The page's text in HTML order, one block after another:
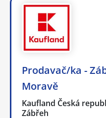
Prodavač/ka -
Moravě
Kaufland Česká
Zábřeh